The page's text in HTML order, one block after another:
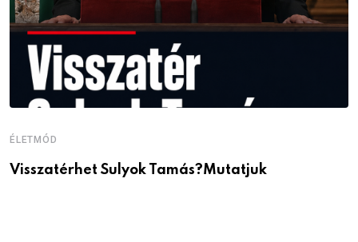
ÉLETMÓD
Visszatérhet Sulyok Tamás?Mutatjuk